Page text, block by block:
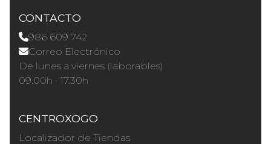
CONTACTO
986 609 742
Correo Electrónico
De lunes a viernes (laborables)
09.00h · 17.30h
CENTROXOGO
Localizador de Tiendas